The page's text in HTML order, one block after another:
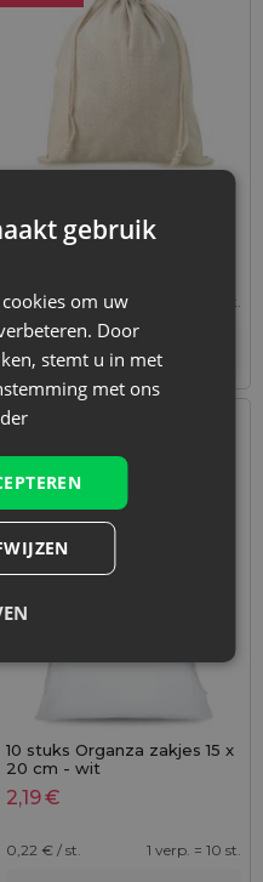
cm - natuurlijke kleur
1,19 € / st. 1 verp. = 1 st.
Maat: 15x20 cm
Kleur:
Bestseller
10 stuks Organza zakjes 15 x
20 cm - wit
2,19€
0,22 € / st. 1 verp. = 10 st.
gebruik
om uw
Door
stemt u in met
met ons